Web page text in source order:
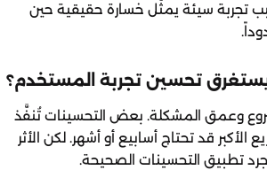
تجربة سيئة يمثّل خسارة حقيقية حين
وعمق المشكلة. بعض التحسينات تُنفَّذ
الأكبر قد تحتاج أسابيع أو أشهر. لكن الأثر
تطبيق التحسينات الصحيحة.